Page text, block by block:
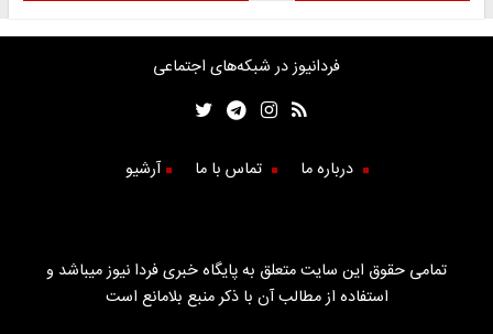
فردانیوز در شبکه‌های اجتماعی
درباره ما تماس با ما آرشیو
تمامی حقوق این سایت متعلق به پایگاه خبری فردا نیوز میباشد و
استفاده از مطالب آن با ذکر منبع بلامانع است